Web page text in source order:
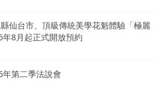
仙台市、頂級傳統美學花魁體驗「極麗
8月起正式開放預約
第二季法說會